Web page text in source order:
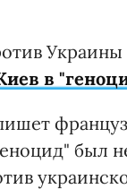
в
был